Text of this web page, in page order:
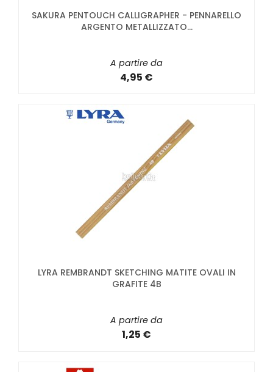
SAKURA PENTOUCH CALLIGRAPHER - PENNARELLO
ARGENTO METALLIZZATO...
A partire da
4,95 €
LYRA REMBRANDT SKETCHING MATITE OVALI IN
GRAFITE 4B
A partire da
1,25 €